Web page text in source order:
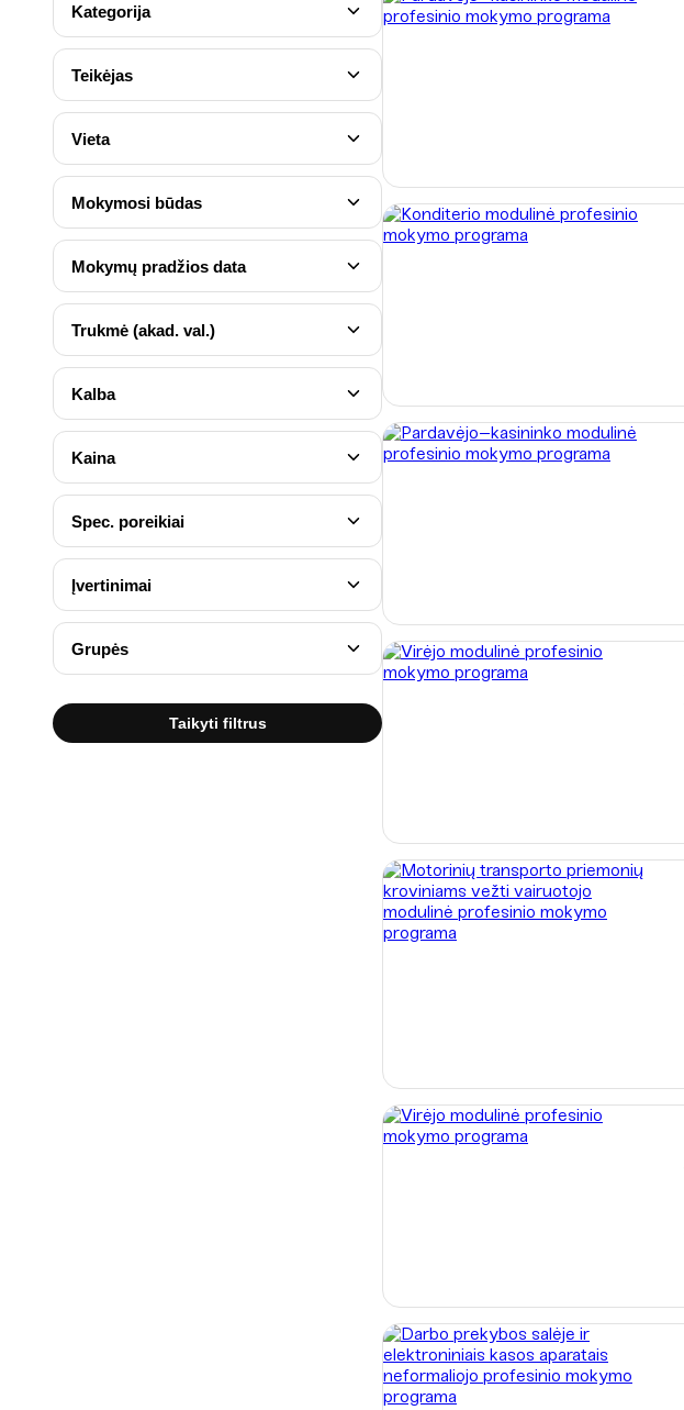
Kategorija
Teikėjas
Vieta
Mokymosi būdas
Mokymų pradžios data
Trukmė (akad. val.)
Kalba
Kaina
Spec. poreikiai
Įvertinimai
Grupės
Taikyti filtrus